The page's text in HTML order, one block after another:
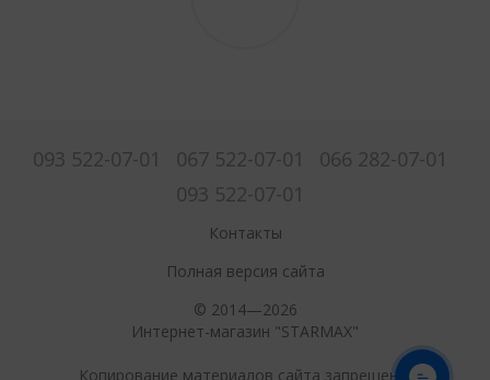
093 522-07-01 067 522-07-01
066 282-07-01
093 522-07-01
Контакты
Полная версия сайта
© 2014—2026
Интернет-магазин "STARMAX"
Копирование материалов сайта запрещено.